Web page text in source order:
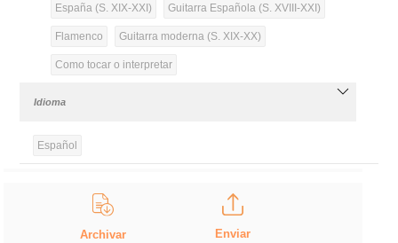
España (S. XIX-XXI) Guitarra Española (S. XVIII-XXI)
Flamenco Guitarra moderna (S. XIX-XX)
Como tocar o interpretar
Idioma
Español
Archivar Enviar